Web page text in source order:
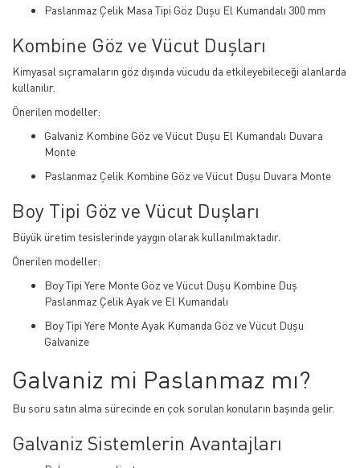
Paslanmaz Çelik Masa Tipi Göz Duşu El Kumandalı 300 mm
Kombine Göz ve Vücut Duşları
Kimyasal sıçramaların göz dışında vücudu da etkileyebileceği alanlarda
kullanılır.
Önerilen modeller:
Galvaniz Kombine Göz ve Vücut Duşu El Kumandalı Duvara
Monte
Paslanmaz Çelik Kombine Göz ve Vücut Duşu Duvara Monte
Boy Tipi Göz ve Vücut Duşları
Büyük üretim tesislerinde yaygın olarak kullanılmaktadır.
Önerilen modeller:
Boy Tipi Yere Monte Göz ve Vücut Duşu Kombine Duş
Paslanmaz Çelik Ayak ve El Kumandalı
Boy Tipi Yere Monte Ayak Kumanda Göz ve Vücut Duşu
Galvanize
Galvaniz mi Paslanmaz mı?
Bu soru satın alma sürecinde en çok sorulan konuların başında gelir.
Galvaniz Sistemlerin Avantajları